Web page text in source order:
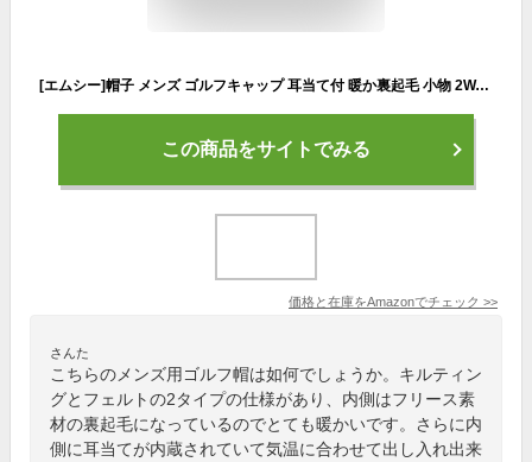
[エムシー]帽子 メンズ ゴルフキャップ 耳当て付 暖か裏起毛 小物 2WAY イヤーマフ 秋冬 防寒
この商品をサイトでみる
価格と在庫をAmazonでチェック >>
さんた
こちらのメンズ用ゴルフ帽は如何でしょうか。キルティン
グとフェルトの2タイプの仕様があり、内側はフリース素
材の裏起毛になっているのでとても暖かいです。さらに内
側に耳当てが内蔵されていて気温に合わせて出し入れ出来